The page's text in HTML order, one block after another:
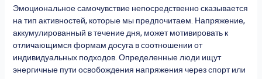
Эмоциональное самочувствие непосредственно сказывается
на тип активностей, которые мы предпочитаем. Напряжение,
аккумулированный в течение дня, может мотивировать к
отличающимся формам досуга в соотношении от
индивидуальных подходов. Определенные люди ищут
энергичные пути освобождения напряжения через спорт или